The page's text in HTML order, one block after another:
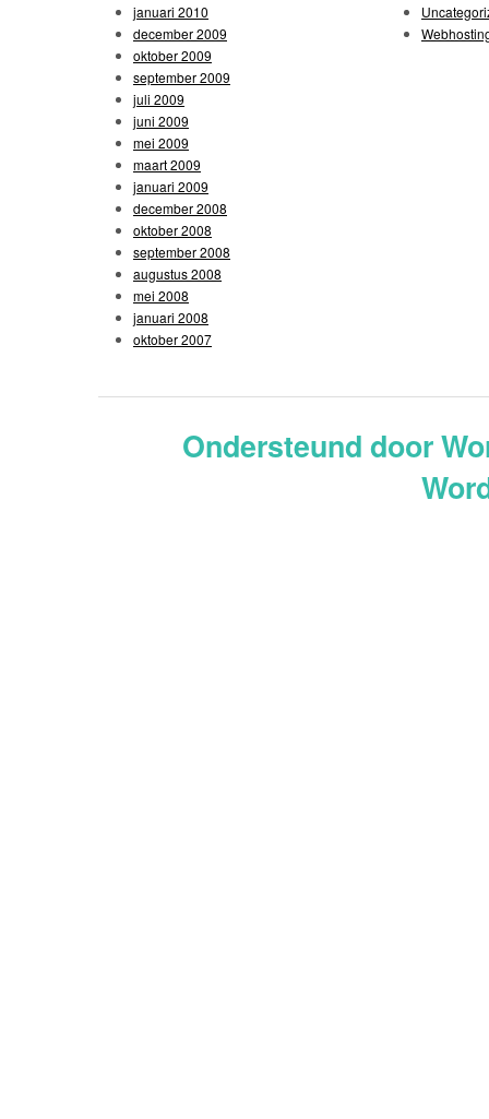
januari 2010
december 2009
oktober 2009
september 2009
juli 2009
juni 2009
mei 2009
maart 2009
januari 2009
december 2008
oktober 2008
september 2008
augustus 2008
mei 2008
januari 2008
oktober 2007
Ondersteund door